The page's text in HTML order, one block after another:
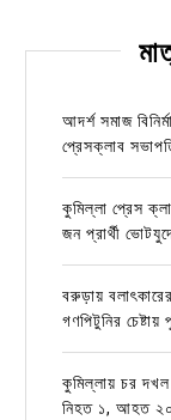
আদর্শ সমাজ
প্রেসক্লাব
কুমিল্লা প্রেস
জন প্রার্থী
বরুড়ায়
গণপিটুনির
কুমিল্লায় চর দখল
নিহত ১, আহত ২০